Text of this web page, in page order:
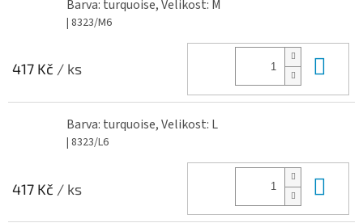
Barva: turquoise, Velikost: M
| 8323/M6
417 Kč / ks
Barva: turquoise, Velikost: L
| 8323/L6
417 Kč / ks